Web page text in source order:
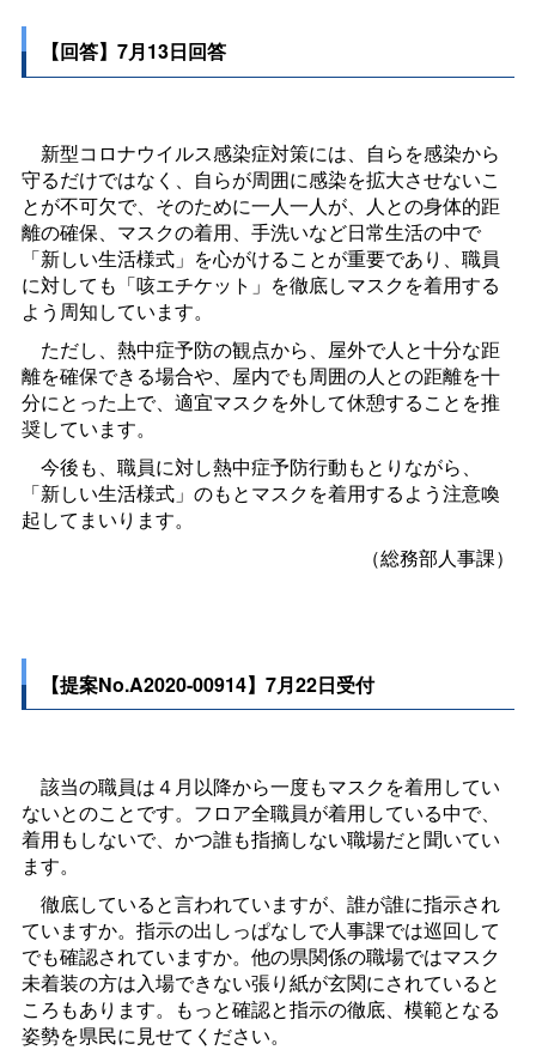
【回答】7月13日回答
新型コロナウイルス感染症対策には、自らを感染から
守るだけではなく、自らが周囲に感染を拡大させないこ
とが不可欠で、そのために一人一人が、人との身体的距
離の確保、マスクの着用、手洗いなど日常生活の中で
「新しい生活様式」を心がけることが重要であり、職員
に対しても「咳エチケット」を徹底しマスクを着用する
よう周知しています。
ただし、熱中症予防の観点から、屋外で人と十分な距
離を確保できる場合や、屋内でも周囲の人との距離を十
分にとった上で、適宜マスクを外して休憩することを推
奨しています。
今後も、職員に対し熱中症予防行動もとりながら、
「新しい生活様式」のもとマスクを着用するよう注意喚
起してまいります。
（総務部人事課）
【提案No.A2020-00914】7月22日受付
該当の職員は４月以降から一度もマスクを着用してい
ないとのことです。フロア全職員が着用している中で、
着用もしないで、かつ誰も指摘しない職場だと聞いてい
ます。
徹底していると言われていますが、誰が誰に指示され
ていますか。指示の出しっぱなしで人事課では巡回して
でも確認されていますか。他の県関係の職場ではマスク
未着装の方は入場できない張り紙が玄関にされていると
ころもあります。もっと確認と指示の徹底、模範となる
姿勢を県民に見せてください。